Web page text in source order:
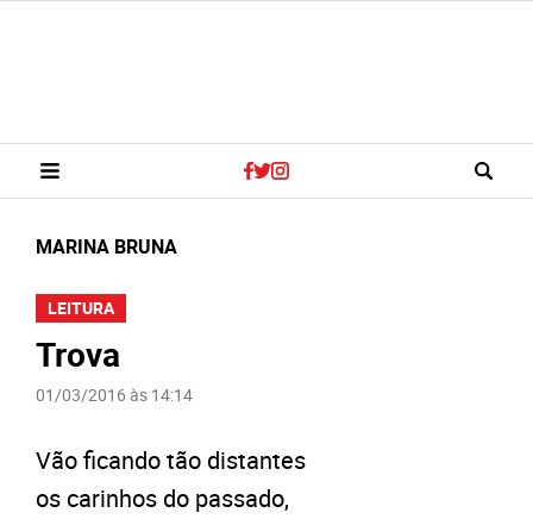
MARINA BRUNA
LEITURA
Trova
01/03/2016 às 14:14
Vão ficando tão distantes
os carinhos do passado,